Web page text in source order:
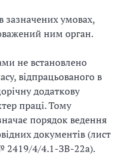
зазначених умовах,
ним орган.
не встановлено
відпрацьованого в
додаткову
праці. Тому
порядок ведення
документів (лист
2419/4/4.1-ЗВ-22а).